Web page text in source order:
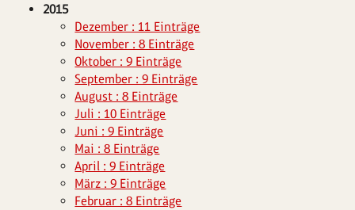
2015
Dezember : 11 Einträge
November : 8 Einträge
Oktober : 9 Einträge
September : 9 Einträge
August : 8 Einträge
Juli : 10 Einträge
Juni : 9 Einträge
Mai : 8 Einträge
April : 9 Einträge
März : 9 Einträge
Februar : 8 Einträge